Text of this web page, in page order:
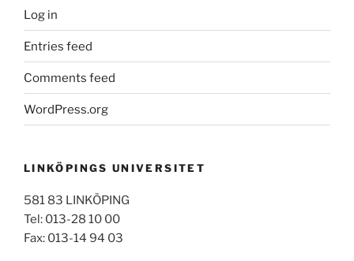
Log in
Entries feed
Comments feed
WordPress.org
LINKÖPINGS UNIVERSITET
581 83 LINKÖPING
Tel: 013-28 10 00
Fax: 013-14 94 03